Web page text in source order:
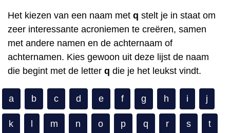
Het kiezen van een naam met q stelt je in staat om
zeer interessante acroniemen te creëren, samen
met andere namen en de achternaam of
achternamen. Kies gewoon uit deze lijst de naam
die begint met de letter q die je het leukst vindt.
a b c d e f g h i j
k m n o p q r s t